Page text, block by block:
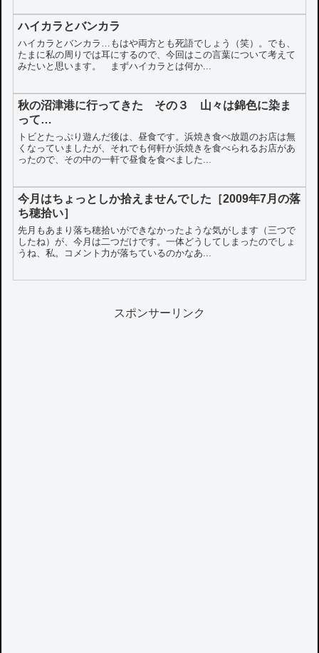
ハイカラとバンカラ
ハイカラとバンカラ…もはや両方とも死語でしょう（笑）。でも、
たまに私の周りでは耳にするので、今回はこの言葉について考えて
みたいと思います。 まずハイカラとは何か...
秋の沼津港に行ってきた その３ 山々は錦色に染ま
って…
トビとたっぷり遊んだ後は、昼食です。浜焼き食べ放題のお店は無
くなっていましたが、それでも何軒か浜焼きを食べられるお店があ
ったので、その中の一軒で昼食を食べました...
今月はちょっとしか拾えませんでした［2009年7月の落
ち穂拾い］
先月もあまり落ち穂拾いができなかったような気がします（三つで
したね）が、今月は二つだけです。一体どうしてしまったのでしょ
うね、私。コメント力が落ちているのかなあ...
スポンサーリンク